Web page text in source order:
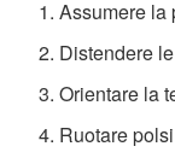
Assumere la
Distendere
Orientare la
Ruotare